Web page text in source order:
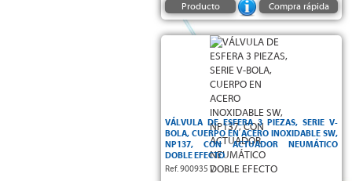
Producto Compra rápida
VÁLVULA DE ESFERA 3 PIEZAS, SERIE V-
BOLA, CUERPO EN ACERO INOXIDABLE SW,
NP137, CON ACTUADOR NEUMÁTICO
DOBLE EFECTO
Ref. 900935 V